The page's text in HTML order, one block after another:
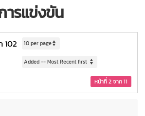
ารแข่งขัน
102
หน้าที่ 2 จาก 11